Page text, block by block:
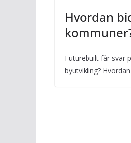
Hvordan
Futurebuilt får svar
byutvikling?